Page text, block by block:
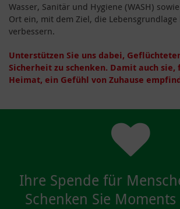
Wasser, Sanitär und Hygiene (WASH)
Ort ein, mit dem Ziel, die
verbessern.
Unterstützen Sie uns dabei,
Sicherheit zu schenken. Damit auch sie,
Heimat, ein Gefühl von Zuhause
Ihre Spende für
Schenken Sie